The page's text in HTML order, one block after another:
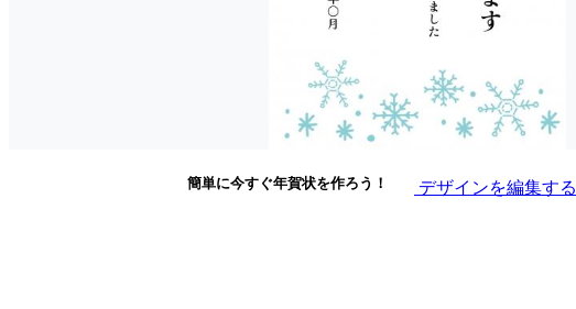
簡単に今すぐ年賀状を作ろう！ デザインを編集する